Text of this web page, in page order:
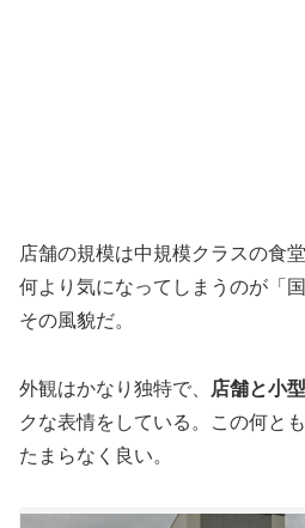
店舗の規模は中規模クラスの食
何より気になってしまうのが「
その風貌だ。
外観はかなり独特で、 店舗と小
クな表情をしている。この何と
たまらなく良い。